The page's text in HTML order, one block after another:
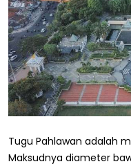
Tugu Pahlawan adalah
Maksudnya diameter